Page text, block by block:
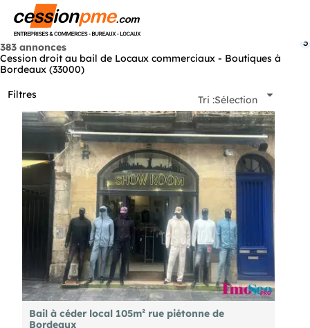
383 annonces
Cession droit au bail de Locaux commerciaux - Boutiques à
Bordeaux (33000)
Filtres
3
Tri :Sélection
Bail à céder local 105m² rue piétonne de
Bordeaux